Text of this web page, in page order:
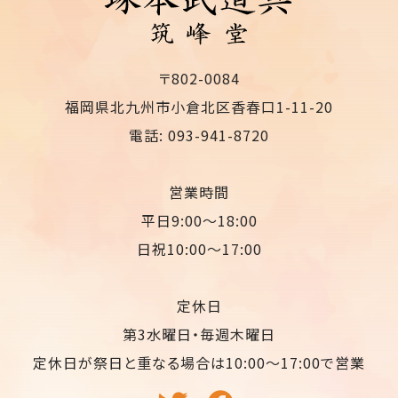
〒802-0084
福岡県北九州市小倉北区香春口1-11-20
電話: 093-941-8720
営業時間
平日9:00〜18:00
日祝10:00〜17:00
定休日
第3水曜日・毎週木曜日
定休日が祭日と重なる場合は10:00〜17:00で営業